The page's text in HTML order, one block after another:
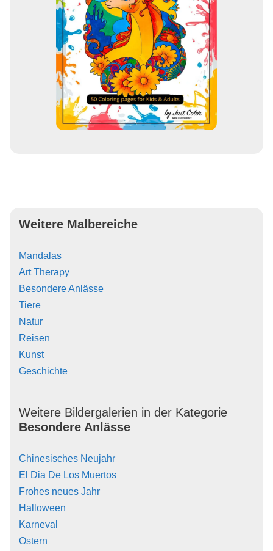
Weitere Malbereiche
Mandalas
Art Therapy
Besondere Anlässe
Tiere
Natur
Reisen
Kunst
Geschichte
Weitere Bildergalerien in der Kategorie
Besondere Anlässe
Chinesisches Neujahr
El Dia De Los Muertos
Frohes neues Jahr
Halloween
Karneval
Ostern